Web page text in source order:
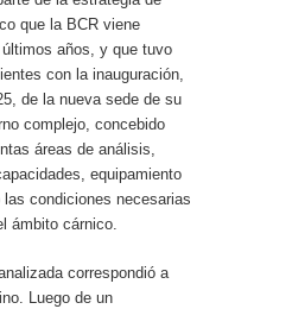
que la BCR viene
años, y que tuvo
con la inauguración,
de la nueva sede de su
complejo, concebido
áreas de análisis,
equipamiento
condiciones necesarias
ámbito cárnico.
correspondió a
Luego de un